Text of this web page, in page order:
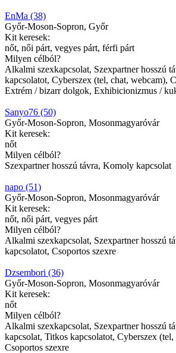
EnMa (38)
Győr-Moson-Sopron, Győr
Kit keresek:
nőt, női párt, vegyes párt, férfi párt
Milyen célból?
Alkalmi szexkapcsolat, Szexpartner hosszú
kapcsolatot, Cyberszex (tel, chat, webcam),
Extrém / bizarr dolgok, Exhibicionizmus /
Sanyo76 (50)
Győr-Moson-Sopron, Mosonmagyaróvár
Kit keresek:
nőt
Milyen célból?
Szexpartner hosszú távra, Komoly kapcsolat
napo (51)
Győr-Moson-Sopron, Mosonmagyaróvár
Kit keresek:
nőt, női párt, vegyes párt
Milyen célból?
Alkalmi szexkapcsolat, Szexpartner hosszú
kapcsolatot, Csoportos szexre
Dzsembori (36)
Győr-Moson-Sopron, Mosonmagyaróvár
Kit keresek:
nőt
Milyen célból?
Alkalmi szexkapcsolat, Szexpartner hosszú
kapcsolat, Titkos kapcsolatot, Cyberszex
Csoportos szexre